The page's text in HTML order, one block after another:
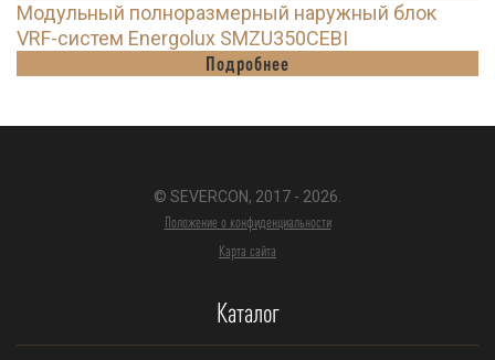
Модульный полноразмерный наружный блок
VRF-систем Energolux SMZU350CEBI
Подробнее
© SEVERCON, 2017 - 2026.
Положение о конфиденциальности
Карта сайта
Каталог